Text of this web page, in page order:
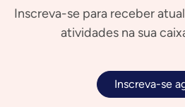
Inscreva-se para receber
atividades na sua
Inscreva-se